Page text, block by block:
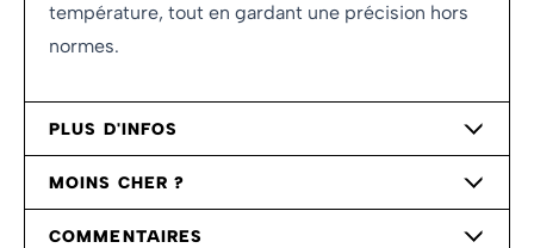
température, tout en gardant une précision hors
normes.
PLUS D'INFOS
MOINS CHER ?
COMMENTAIRES